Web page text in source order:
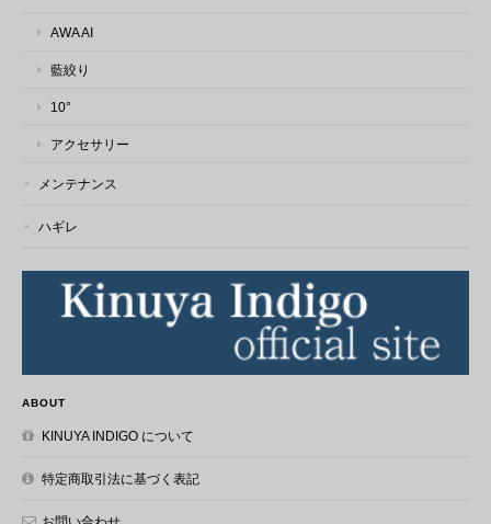
AWA AI
藍絞り
10°
アクセサリー
メンテナンス
ハギレ
ABOUT
KINUYA INDIGO について
特定商取引法に基づく表記
お問い合わせ